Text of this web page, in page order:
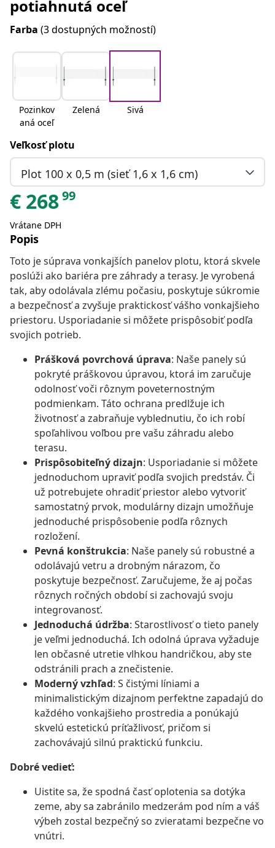
potiahnutá oceľ
Farba (3 dostupných možností)
Pozinkov
aná oceľ
Zelená Sivá
Veľkosť plotu
Plot 100 x 0,5 m (sieť 1,6 x 1,6 cm)
€ 26899
Vrátane DPH
Popis
Toto je súprava vonkajších panelov plotu, ktorá skvele
poslúži ako bariéra pre záhrady a terasy. Je vyrobená
tak, aby odolávala zlému počasiu, poskytuje súkromie
a bezpečnosť a zvyšuje praktickosť vášho vonkajšieho
priestoru. Usporiadanie si môžete prispôsobiť podľa
svojich potrieb.
Prášková povrchová úprava: Naše panely sú
pokryté práškovou úpravou, ktorá im zaručuje
odolnosť voči rôznym poveternostným
podmienkam. Táto ochrana predlžuje ich
životnosť a zabraňuje vyblednutiu, čo ich robí
spoľahlivou voľbou pre vašu záhradu alebo
terasu.
Prispôsobiteľný dizajn: Usporiadanie si môžete
jednoduchom upraviť podľa svojich predstáv. Či
už potrebujete ohradiť priestor alebo vytvoriť
samostatný prvok, modulárny dizajn umožňuje
jednoduché prispôsobenie podľa rôznych
rozložení.
Pevná konštrukcia: Naše panely sú robustné a
odolávajú vetru a drobným nárazom, čo
poskytuje bezpečnosť. Zaručujeme, že aj počas
rôznych ročných období si zachovajú svoju
integrovanosť.
Jednoduchá údržba: Starostlivosť o tieto panely
je veľmi jednoduchá. Ich odolná úprava vyžaduje
len občasné utretie vlhkou handričkou, aby ste
odstránili prach a znečistenie.
Moderný vzhľad: S čistými líniami a
minimalistickým dizajnom perfektne zapadajú do
každého vonkajšieho prostredia a ponúkajú
skvelú estetickú príťažlivosť, pričom si
zachovávajú silnú praktickú funkciu.
Dobré vedieť:
Uistite sa, že spodná časť oplotenia sa dotýka
zeme, aby sa zabránilo medzerám pod ním a váš
výbeh zostal bezpečný so zvieratami bezpečne vo
vnútri.